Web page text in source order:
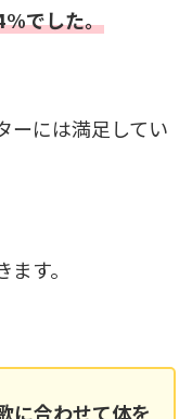
でした。
ーには満足してい
す。
に合わせて体を